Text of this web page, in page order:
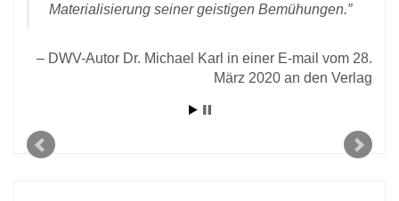
Materialisierung seiner geistigen Bemühungen.
DWV-Autor Dr. Michael Karl in einer E-mail vom 28.
März 2020 an den Verlag